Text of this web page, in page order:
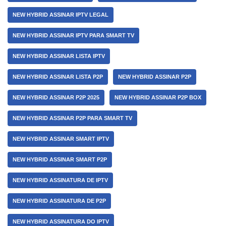
NEW HYBRID ASSINAR IPTV LEGAL
NEW HYBRID ASSINAR IPTV PARA SMART TV
NEW HYBRID ASSINAR LISTA IPTV
NEW HYBRID ASSINAR LISTA P2P NEW HYBRID ASSINAR P2P
NEW HYBRID ASSINAR P2P 2025 NEW HYBRID ASSINAR P2P BOX
NEW HYBRID ASSINAR P2P PARA SMART TV
NEW HYBRID ASSINAR SMART IPTV
NEW HYBRID ASSINAR SMART P2P
NEW HYBRID ASSINATURA DE IPTV
NEW HYBRID ASSINATURA DE P2P
NEW HYBRID ASSINATURA DO IPTV